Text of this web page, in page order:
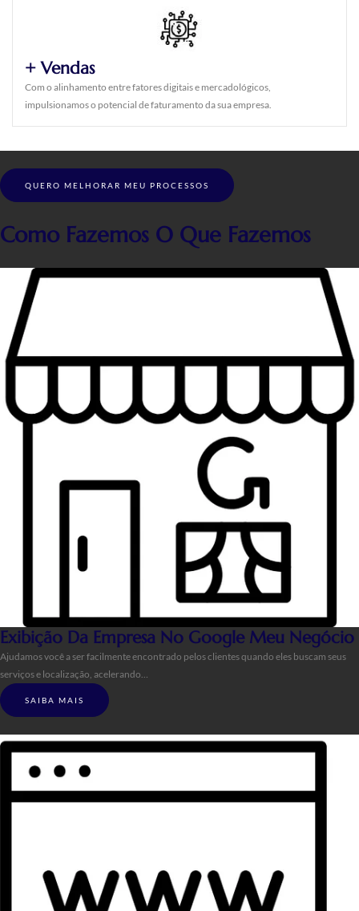
+ Vendas
Com o alinhamento entre fatores digitais e mercadológicos,
impulsionamos o potencial de faturamento da sua empresa.
QUERO MELHORAR MEU PROCESSOS
Como Fazemos O Que Fazemos
Exibição Da Empresa No Google Meu Negócio
Ajudamos você a ser facilmente encontrado pelos clientes quando eles buscam seus
serviços e localização, acelerando…
SAIBA MAIS